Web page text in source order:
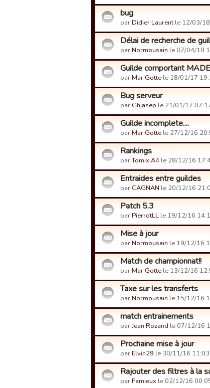
bug
parDidier Laurentle 12/03/
Délai de recherche de
parNormousain le 07/04/18
Guilde comportant
parMar Gotte le 18/01/17
Bug serveur
par Ghjasep le 21/01/17
Guilde incomplete....
parMar Gotte le 27/12/16
Rankings
parTomix A4 le 28/12/16
Entraides entre guildes
par CAGNAN le 20/12/16
Patch 5.3
parPierrotLL le 19/12/16
Mise à jour
parNormousain le 19/12/16
Match de championnat!!
parMar Gotte le 13/12/16
Taxe sur les transferts
parNormousain le 15/12/16
match entrainements
parJean Rozand le 07/12/16
Prochaine mise à jour
parElvin29 le 30/11/16 11:03.
Rajouter des filtres à la
parFamieux le 02/12/16